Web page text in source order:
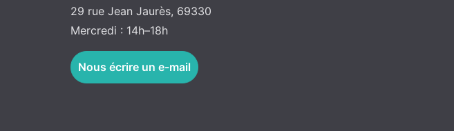
29 rue Jean Jaurès, 69330
Mercredi : 14h–18h
Nous écrire un e-mail